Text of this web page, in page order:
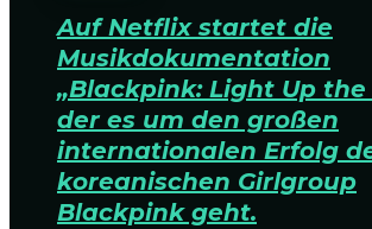
Auf Netflix startet die
Musikdokumentation
„Blackpink: Light Up the
der es um den großen
internationalen Erfolg
koreanischen Girlgroup
Blackpink geht.